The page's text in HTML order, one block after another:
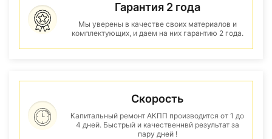
Гарантия 2 года
Мы уверены в качестве своих материалов и
комплектующих, и даем на них гарантию 2 года.
Скорость
Капитальный ремонт АКПП производится от 1 до
4 дней. Быстрый и качественнвй результат за
пару дней !